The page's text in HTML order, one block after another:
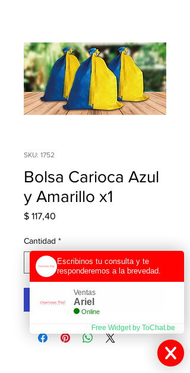
SKU: 1752
Bolsa Carioca Azul
y Amarillo x1
$ 117,40
Cantidad *
Agregar al carrito
Escribinos tu consulta y te
responderemos a la brevedad.
Ventas
Ariel
Online
Free Widget by ToChat.be